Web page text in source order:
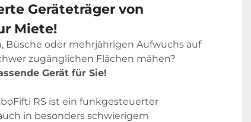
Geräteträger von
Miete!
Büsche oder mehrjährigen Aufwuchs auf
zugänglichen Flächen mähen?
Gerät für Sie!
RS ist ein funkgesteuerter
in besonders schwierigem